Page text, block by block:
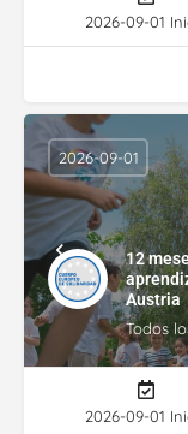
2026-09-01
12
Austria
Todos
2026-09-01
2026-09-01